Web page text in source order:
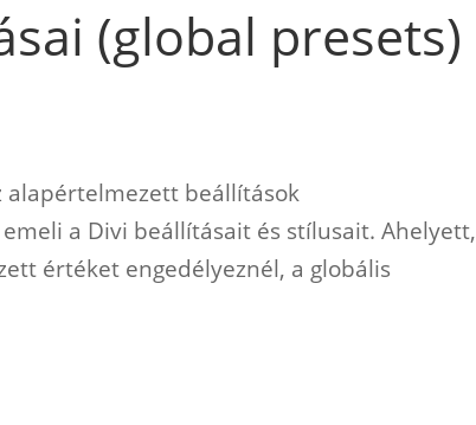
(global presets)
alapértelmezett beállítások
a Divi beállításait és stílusait. Ahelyett,
értéket engedélyeznél, a globális